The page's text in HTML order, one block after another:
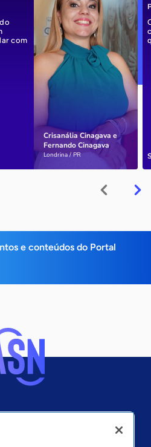
Crisanália Cinagava e
Fernando Cinagava
Londrina / PR
com
e conteúdos do Portal